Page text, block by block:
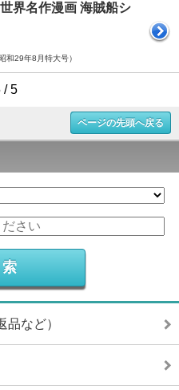
界名作漫画 海賊船シ
和29年8月特大号）
/ 5
ページの先頭へ戻る
など）